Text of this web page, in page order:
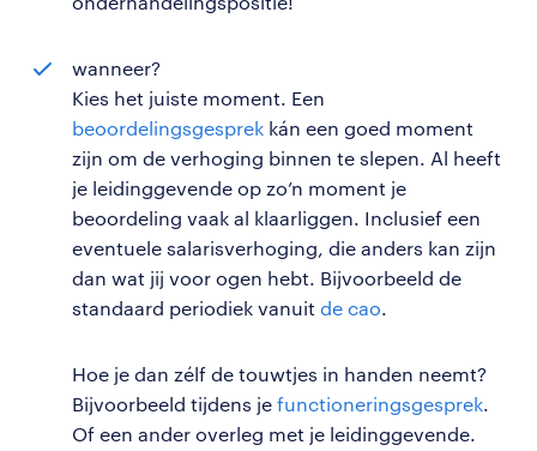
wanneer?
Kies het juiste moment. Een
beoordelingsgesprek kán een goed moment
zijn om de verhoging binnen te slepen. Al heeft
je leidinggevende op zo’n moment je
beoordeling vaak al klaarliggen. Inclusief een
eventuele salarisverhoging, die anders kan zijn
dan wat jij voor ogen hebt. Bijvoorbeeld de
standaard periodiek vanuit de cao.
Hoe je dan zélf de touwtjes in handen neemt?
Bijvoorbeeld tijdens je functioneringsgesprek.
Of een ander overleg met je leidinggevende.